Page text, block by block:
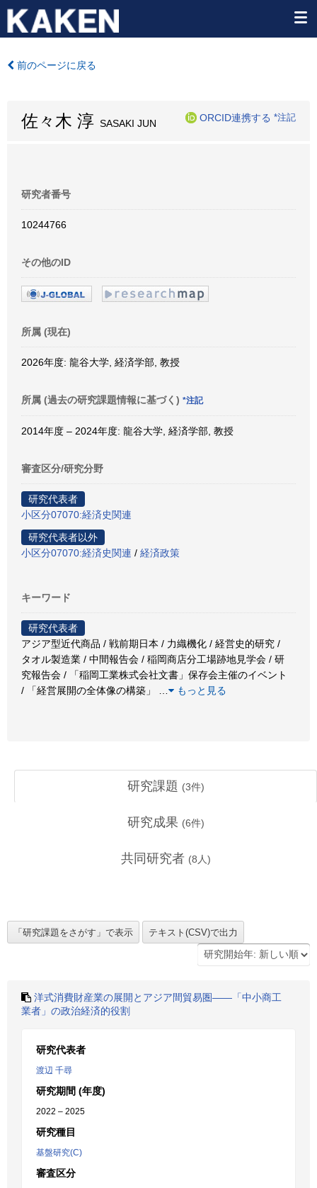
前のページに戻る
佐々木 淳 SASAKI JUN
ORCID連携する *注記
研究者番号
10244766
その他のID
所属 (現在)
2026年度: 龍谷大学, 経済学部, 教授
所属 (過去の研究課題情報に基づく) *注記
2014年度 – 2024年度: 龍谷大学, 経済学部, 教授
審査区分/研究分野
研究代表者
小区分07070:経済史関連
研究代表者以外
小区分07070:経済史関連 / 経済政策
キーワード
研究代表者
アジア型近代商品 / 戦前期日本 / 力織機化 / 経営史的研究 /
タオル製造業 / 中間報告会 / 稲岡商店分工場跡地見学会 / 研
究報告会 / 「稲岡工業株式会社文書」保存会主催のイベント
/ 「経営展開の全体像の構築」
もっと見る
研究課題 (3件)
研究成果 (6件)
共同研究者 (8 人)
洋式消費財産業の展開とアジア間貿易圏――「中小商工
業者」の政治経済的役割
研究代表者
渡辺 千尋
研究期間 (年度)
2022 – 2025
研究種目
基盤研究(C)
審査区分